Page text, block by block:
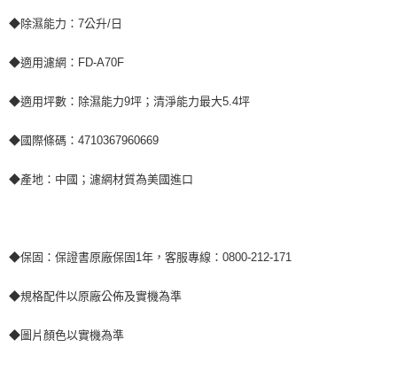
◆除濕能力：7公升/日
◆適用濾網：FD-A70F
◆適用坪數：除濕能力9坪；清淨能力最大5.4坪
◆國際條碼：4710367960669
◆產地：中國；濾網材質為美國進口
◆保固：保證書原廠保固1年，客服專線：0800-212-171
◆規格配件以原廠公佈及實機為準
◆圖片顏色以實機為準